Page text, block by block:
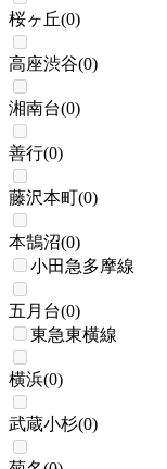
桜ヶ丘(0)
高座渋谷(0)
湘南台(0)
善行(0)
藤沢本町(0)
本鵠沼(0)
小田急多摩線
五月台(0)
東急東横線
横浜(0)
武蔵小杉(0)